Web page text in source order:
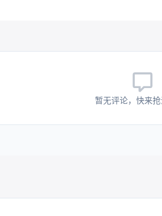
暂无评论，快来